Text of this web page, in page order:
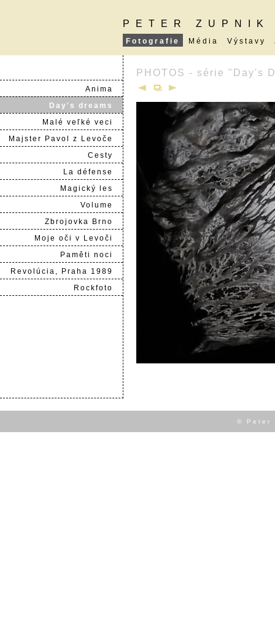
PETER ZUPNIK
Fotografie Média Výstavy
Anima
Day's dreams
Malé veľké veci
Majster Pavol z Levoče
Cesty
La défense
Magický les
Volume
Zbrojovka Brno
Moje oči v Levoči
Paměti noci
Revolúcia, Praha 1989
Rockfoto
PHOTOS - série "Day's
© Peter